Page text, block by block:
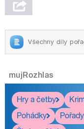
Všechny díly
mujRozhlas
Hry a četby
Pohádky
Pořady